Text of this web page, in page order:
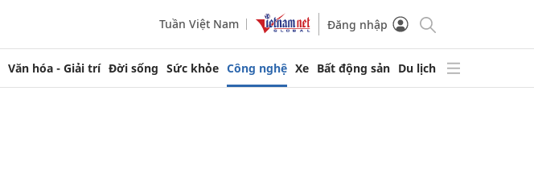
Tuần Việt Nam Đăng nhập
Văn hóa - Giải trí Đời sống Sức khỏe Công nghệ Xe Bất động sản Du lịch